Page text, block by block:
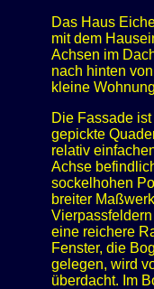
Das Haus
mit dem
Achsen im
nach hinten
kleine
Die Fassade
gepickte
relativ
Achse
sockelhohen
breiter
eine reichere
Fenster, die
gelegen, wird
überdacht. Im